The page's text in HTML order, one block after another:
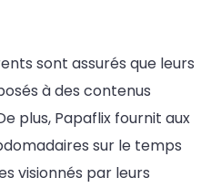
sont assurés que leurs
à des contenus
plus, Papaflix fournit aux
sur le temps
visionnés par leurs